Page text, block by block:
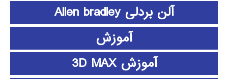
آلن بردلی Allen bradley
آموزش
آموزش 3D MAX